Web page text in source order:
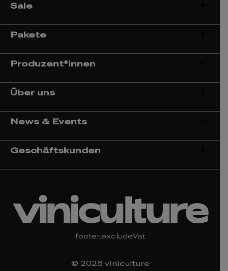
Sale
Pakete
Produzent*innen
Über uns
News & Events
Geschäftskunden
viniculture
footer.excludeVat
© 2026 viniculture